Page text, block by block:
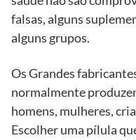
falsas, alguns
alguns grupos.
Os Grandes
normalmente
homens, mulheres,
Escolher uma pílula